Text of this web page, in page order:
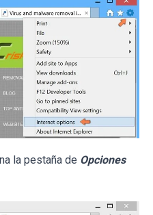
la pestaña de Opciones